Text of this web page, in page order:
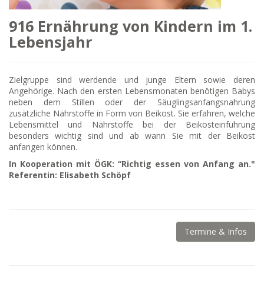
916 Ernährung von Kindern im 1.
Lebensjahr
Zielgruppe sind werdende und junge Eltern sowie deren
Angehörige. Nach den ersten Lebensmonaten benötigen Babys
neben dem Stillen oder der Säuglingsanfangsnahrung
zusätzliche Nährstoffe in Form von Beikost. Sie erfahren, welche
Lebensmittel und Nährstoffe bei der Beikosteinführung
besonders wichtig sind und ab wann Sie mit der Beikost
anfangen können.
In Kooperation mit ÖGK: “Richtig essen von Anfang an."
Referentin: Elisabeth Schöpf
Termine & Infos